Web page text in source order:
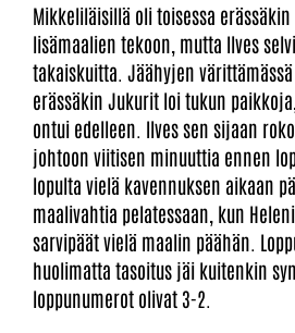
Mikkeliläisillä oli toisessa
lisämaalien tekoon, mutta Ilves
takaiskuitta. Jäähyjen
erässäkin Jukurit loi tukun
ontui edelleen. Ilves sen sijaan
johtoon viitisen minuuttia ennen
lopulta vielä kavennuksen aikaan
maalivahtia pelatessaan, kun
sarvipäät vielä maalin päähän.
huolimatta tasoitus jäi kuitenkin
loppunumerot olivat 3-2.